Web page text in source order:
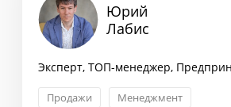
Юрий
Лабис
Эксперт, ТОП-менеджер,
Продажи
Менеджмент